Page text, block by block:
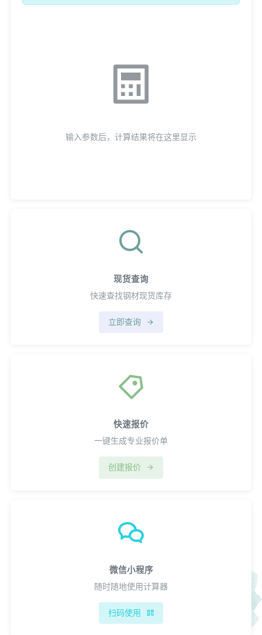
输入参数后，计算结果将在这里显示
现货查询
快速查找钢材现货库存
立即查询
快速报价
一键生成专业报价单
创建报价
微信小程序
随时随地使用计算器
扫码使用